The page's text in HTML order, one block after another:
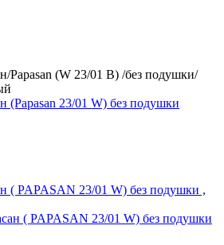
Papasan (W 23/01 B) /без подушки/
(Papasan 23/01 W) без подушки
( PAPASAN 23/01 W) без подушки ,